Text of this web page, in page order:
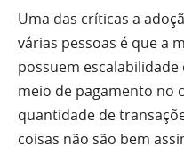
Uma das críticas a
várias pessoas é que a
possuem
meio de pagamento no
quantidade de
coisas não são bem